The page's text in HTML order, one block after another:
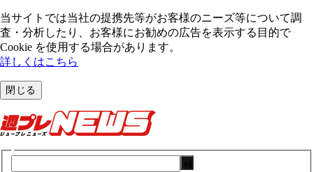
当サイトでは当社の提携先等がお客様のニーズ等について調
査・分析したり、お客様にお勧めの広告を表⽰する⽬的で
Cookie を使⽤する場合があります。
詳しくはこちら
閉じる